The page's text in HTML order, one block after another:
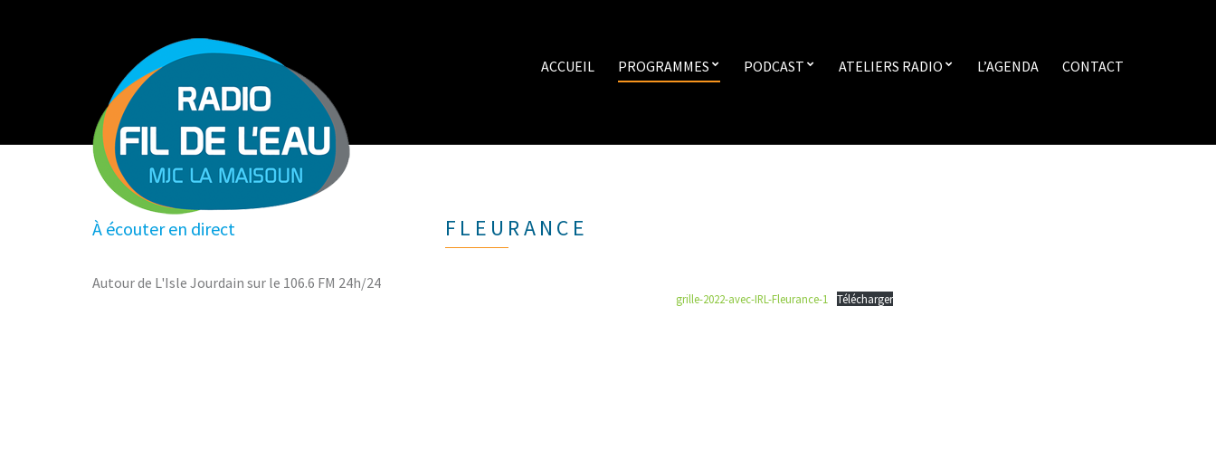
ACCUEIL PROGRAMMES PODCAST ATELIERS RADIO L’AGENDA CONTACT
FLEURANCE
grille-2022-avec-IRL-Fleurance-1 Télécharger
À écouter en direct
Autour de L'Isle Jourdain sur le 106.6 FM 24h/24